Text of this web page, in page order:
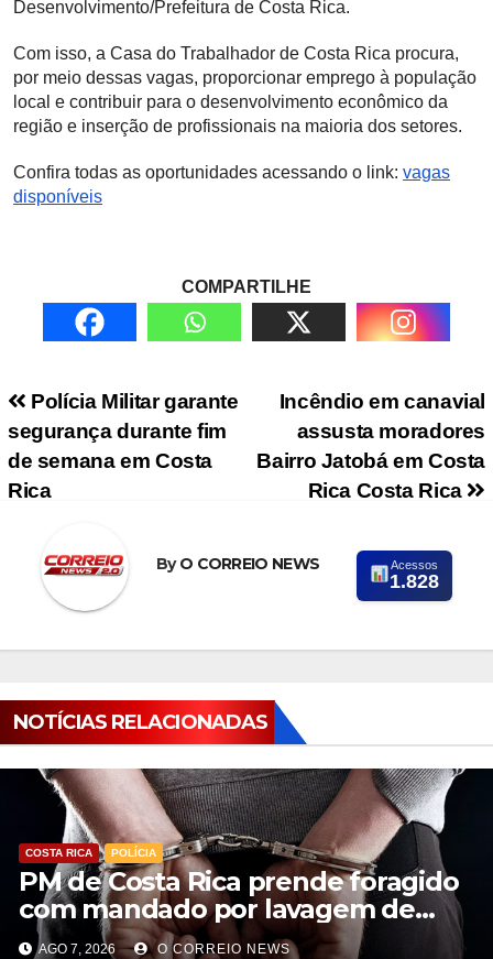
Desenvolvimento/Prefeitura de Costa Rica.
Com isso, a Casa do Trabalhador de Costa Rica procura,
por meio dessas vagas, proporcionar emprego à população
local e contribuir para o desenvolvimento econômico da
região e inserção de profissionais na maioria dos setores.
Confira todas as oportunidades acessando o link: vagas
disponíveis
COMPARTILHE
Navegação de PostIncêndio em canavial
assusta moradores
Bairro Jatobá em Costa
Rica Costa Rica
Polícia Militar garante
segurança durante fim
de semana em Costa
Rica
ByO CORREIO NEWS Acessos
1.828
NOTÍCIAS RELACIONADAS
COSTA RICA POLÍCIA
PM de Costa Rica prende foragido
com mandado por lavagem de
dinheiro e estelionato
AGO 7, 2026 O CORREIO NEWS